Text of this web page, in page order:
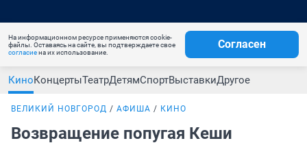
На информационном ресурсе применяются cookie-
файлы. Оставаясь на сайте, вы подтверждаете свое
согласиена их использование.
Согласен
КиноКонцертыТеатрДетямСпортВыставкиДругое
ВЕЛИКИЙ НОВГОРОД АФИША КИНО
Возвращение попугая Кеши